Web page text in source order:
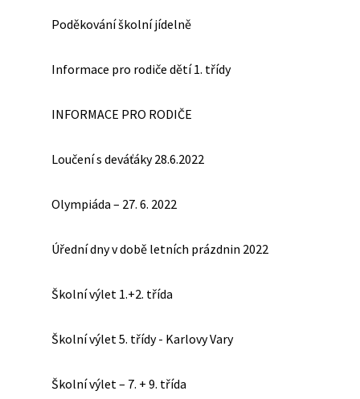
Poděkování školní jídelně
Informace pro rodiče dětí 1. třídy
INFORMACE PRO RODIČE
Loučení s deváťáky 28.6.2022
Olympiáda – 27. 6. 2022
Úřední dny v době letních prázdnin 2022
Školní výlet 1.+2. třída
Školní výlet 5. třídy - Karlovy Vary
Školní výlet – 7. + 9. třída